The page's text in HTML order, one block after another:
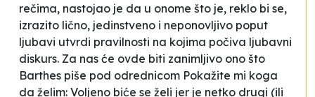
rečima, nastojao je da u onome što je, reklo bi se,
izrazito lično, jedinstveno i neponovljivo poput
ljubavi utvrdi pravilnosti na kojima počiva ljubavni
diskurs. Za nas će ovde biti zanimljivo ono što
Barthes piše pod odrednicom Pokažite mi koga
da želim: Voljeno biće se želi jer je netko drugi (ili